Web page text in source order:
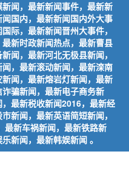
闻，最新新闻事件，最新新
国内，最新新闻国内外大事
际，最新新闻晋州大事件，
新时政新闻热点，最新曹县
闻，最新河北无极县新闻，
，最新滚动新闻，最新滦南
闻，最新熔岩灯新闻，最新
骗新闻，最新电子商务新
最新税收新闻2016，最新经
新闻，最新英语简短新闻，
最新车祸新闻，最新铁路新
新闻，最新韩娱新闻 。